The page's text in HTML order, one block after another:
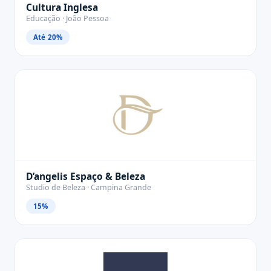
Cultura Inglesa
Educação · João Pessoa
Até 20%
D’angelis Espaço & Beleza
Studio de Beleza · Campina Grande
15%